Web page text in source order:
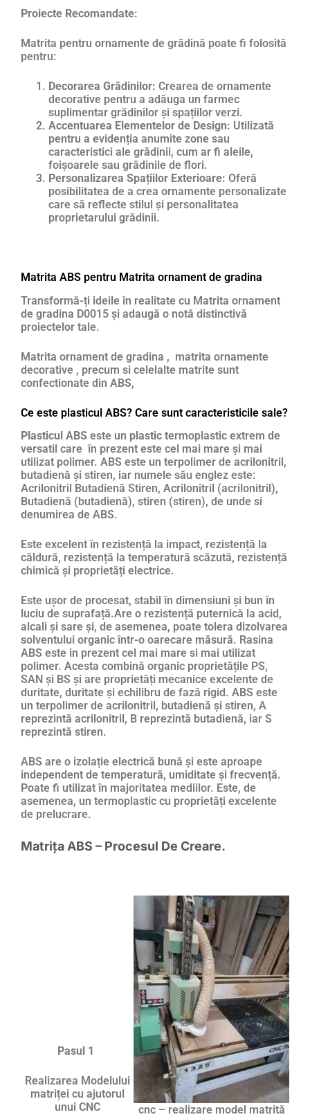
Proiecte Recomandate:
Matrita pentru ornamente de grădină poate fi folosită
pentru:
Decorarea Grădinilor: Crearea de ornamente
decorative pentru a adăuga un farmec
suplimentar grădinilor și spațiilor verzi.
Accentuarea Elementelor de Design: Utilizată
pentru a evidenția anumite zone sau
caracteristici ale grădinii, cum ar fi aleile,
foișoarele sau grădinile de flori.
Personalizarea Spațiilor Exterioare: Oferă
posibilitatea de a crea ornamente personalizate
care să reflecte stilul și personalitatea
proprietarului grădinii.
Matrita ABS pentru Matrita ornament de gradina
Transformă-ți ideile în realitate cu Matrita ornament
de gradina D0015 și adaugă o notă distinctivă
proiectelor tale.
Matrita ornament de gradina , matrita ornamente
decorative , precum si celelalte matrite sunt
confectionate din ABS,
Ce este plasticul ABS? Care sunt caracteristicile sale?
Plasticul ABS este un plastic termoplastic extrem de
versatil care în prezent este cel mai mare și mai
utilizat polimer. ABS este un terpolimer de acrilonitril,
butadienă și stiren, iar numele său englez este:
Acrilonitril Butadienă Stiren, Acrilonitril (acrilonitril),
Butadienă (butadienă), stiren (stiren), de unde si
denumirea de ABS.
Este excelent în rezistență la impact, rezistență la
căldură, rezistență la temperatură scăzută, rezistență
chimică și proprietăți electrice.
Este ușor de procesat, stabil în dimensiuni și bun în
luciu de suprafață.Are o rezistență puternică la acid,
alcali și sare și, de asemenea, poate tolera dizolvarea
solventului organic într-o oarecare măsură. Rasina
ABS este in prezent cel mai mare si mai utilizat
polimer. Acesta combină organic proprietățile PS,
SAN și BS și are proprietăți mecanice excelente de
duritate, duritate și echilibru de fază rigid. ABS este
un terpolimer de acrilonitril, butadienă și stiren, A
reprezintă acrilonitril, B reprezintă butadienă, iar S
reprezintă stiren.
ABS are o izolație electrică bună și este aproape
independent de temperatură, umiditate și frecvență.
Poate fi utilizat în majoritatea mediilor. Este, de
asemenea, un termoplastic cu proprietăți excelente
de prelucrare.
Matrița ABS – Procesul De Creare.
cnc – realizare model matrită
Pasul 1
Realizarea Modelului
matriței cu ajutorul
unui CNC